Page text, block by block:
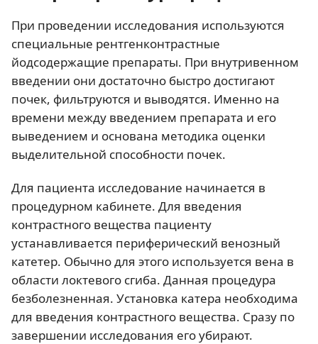
При проведении исследования используются
специальные рентгенконтрастные
йодсодержащие препараты. При внутривенном
введении они достаточно быстро достигают
почек, фильтруются и выводятся. Именно на
времени между введением препарата и его
выведением и основана методика оценки
выделительной способности почек.
Для пациента исследование начинается в
процедурном кабинете. Для введения
контрастного вещества пациенту
устанавливается периферический венозный
катетер. Обычно для этого используется вена в
области локтевого сгиба. Данная процедура
безболезненная. Установка катера необходима
для введения контрастного вещества. Сразу по
завершении исследования его убирают.